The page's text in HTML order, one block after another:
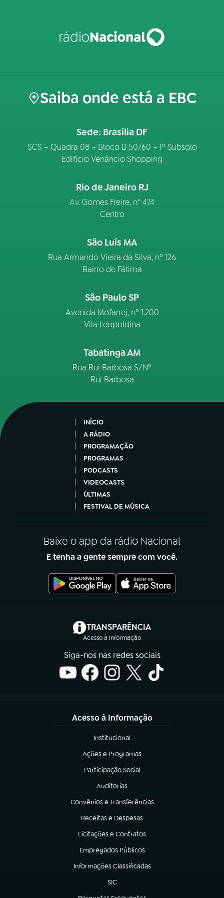
Saiba onde está a EBC
Sede: Brasília DF
SCS – Quadra 08 – Bloco B 50/60 – 1º Subsolo
Edifício Venâncio Shopping
Rio de Janeiro RJ
Av. Gomes Freire, n° 474
Centro
São Luís MA
Rua Armando Vieira da Silva, nº 126
Bairro de Fátima
São Paulo SP
Avenida Mofarrej, nº 1.200
Vila Leopoldina
Tabatinga AM
Rua Rui Barbosa S/Nº
Rui Barbosa
INÍCIO
A RÁDIO
PROGRAMAÇÃO
PROGRAMAS
PODCASTS
VIDEOCASTS
ÚLTIMAS
FESTIVAL DE MÚSICA
Baixe o app da rádio Nacional
E tenha a gente sempre com você.
TRANSPARÊNCIA
Acesso à Informação
(abre em nova aba)
Siga-nos nas redes sociais
Acesso à Informação
Institucional
(abre em nova aba)
Ações e Programas
(abre em nova aba)
Participação Social
(abre em nova aba)
Auditorias
(abre em nova aba)
Convênios e Transferências
(abre em nova aba)
Receitas e Despesas
(abre em nova aba)
Licitações e Contratos
(abre em nova aba)
Empregados Públicos
(abre em nova aba)
Informações Classificadas
(abre em nova aba)
SIC
(abre em nova aba)